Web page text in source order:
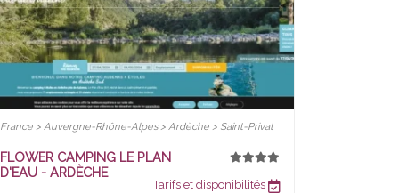
France > Auvergne-Rhône-Alpes > Ardèche > Saint-Privat
FLOWER CAMPING LE PLAN
D'EAU - ARDÈCHE
Tarifs et disponibilités